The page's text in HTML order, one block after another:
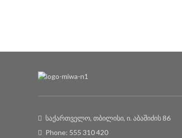
საქართველო, თბილისი, ი. აბაშიძის 86
Phone: 555 310 420